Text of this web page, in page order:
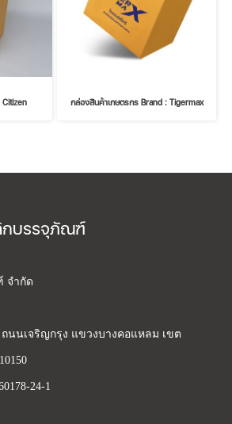
กล่องสินค้าเกษตรกร Brand : Tigermax
บรรจุภัณฑ์
จำกัด
นนเจริญกรุง แขวงบางคอแหลม เขต
24-1